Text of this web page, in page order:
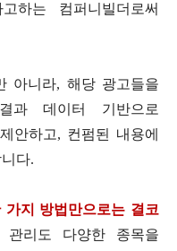
하는 컴퍼니빌더로써
아니라, 해당 광고들을
과 데이터 기반으로
안하고, 컨펌된 내용에
다.
지 방법만으로는 결코
관리도 다양한 종목을